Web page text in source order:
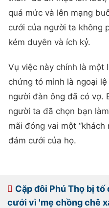
quá mức và lên mạng
cưới của người ta không
kém duyên và ích kỷ.
Vụ việc này chính là một
chứng tỏ mình là ngoại
người đàn ông đã có vợ.
người ta đã chọn bạn
mãi đóng vai một “khách
đám cưới của họ.
Cặp đôi Phú Thọ bị
cưới vì 'mẹ chồng chê